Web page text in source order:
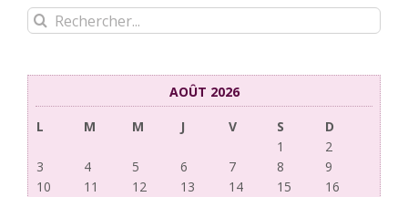
Rechercher:
AOÛT 2026
L
M M J V S
D
1
2
3
4 5 6 7 8
9
10
11 12 13 14 15
16